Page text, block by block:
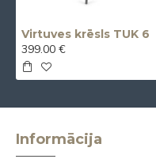
Virtuves krēsls TUK 6
399.00 €
Informācija